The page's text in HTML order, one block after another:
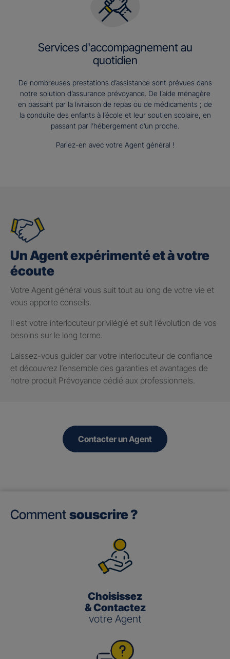
Services d'accompagnement au
quotidien
De nombreuses prestations d’assistance sont prévues dans
notre solution d’assurance prévoyance. De l’aide ménagère
en passant par la livraison de repas ou de médicaments ; de
la conduite des enfants à l’école et leur soutien scolaire, en
passant par l’hébergement d’un proche.
Parlez-en avec votre Agent général !
Un Agent expérimenté et à votre
écoute
Votre Agent général vous suit tout au long de votre vie et
vous apporte conseils.
Il est votre interlocuteur privilégié et suit l’évolution de vos
besoins sur le long terme.
Laissez-vous guider par votre interlocuteur de confiance
et découvrez l’ensemble des garanties et avantages de
notre produit Prévoyance dédié aux professionnels.
Contacter un Agent
Comment souscrire ?
Choisissez
& Contactez
votre Agent